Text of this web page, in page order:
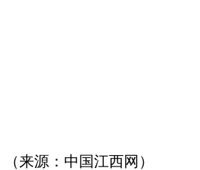
来源：中国江西网）